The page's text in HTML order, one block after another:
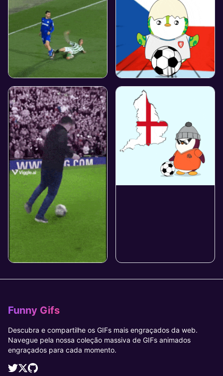
Funny Gifs
Descubra e compartilhe os GIFs mais engraçados da web.
Navegue pela nossa coleção massiva de GIFs animados
engraçados para cada momento.